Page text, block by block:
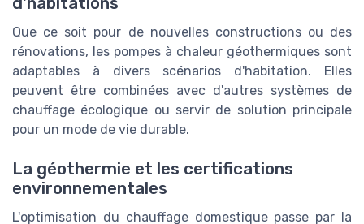
Que ce soit pour de nouvelles constructions ou des
rénovations, les pompes à chaleur géothermiques sont
adaptables à divers scénarios d'habitation. Elles
peuvent être combinées avec d'autres systèmes de
chauffage écologique ou servir de solution principale
pour un mode de vie durable.
La géothermie et les certifications
environnementales
L'optimisation du chauffage domestique passe par la